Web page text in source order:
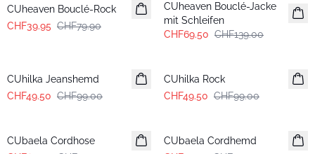
CUheaven Bouclé-Rock
CHF39.95 CHF79.90
CUheaven Bouclé-Jacke
mit Schleifen
CHF69.50 CHF139.00
CUhilka Jeanshemd
CHF49.50 CHF99.00
CUhilka Rock
CHF49.50 CHF99.00
CUbaela Cordhose
CUbaela Cordhemd